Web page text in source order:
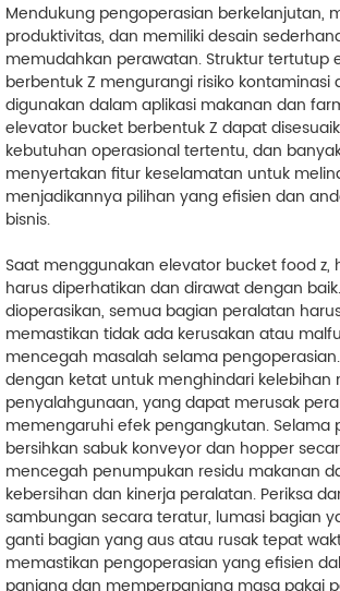
Mendukung pengoperasian berkelanjutan,
produktivitas, dan memiliki desain
memudahkan perawatan. Struktur tertutup
berbentuk Z mengurangi risiko
digunakan dalam aplikasi makanan dan
elevator bucket berbentuk Z dapat
kebutuhan operasional tertentu, dan
menyertakan fitur keselamatan untuk
menjadikannya pilihan yang efisien dan
bisnis.
Saat menggunakan elevator bucket food z,
harus diperhatikan dan dirawat dengan
dioperasikan, semua bagian peralatan
memastikan tidak ada kerusakan atau
mencegah masalah selama
dengan ketat untuk menghindari kelebihan
penyalahgunaan, yang dapat merusak
memengaruhi efek pengangkutan. Selama
bersihkan sabuk konveyor dan hopper
mencegah penumpukan residu makanan
kebersihan dan kinerja peralatan. Periksa
sambungan secara teratur, lumasi bagian
ganti bagian yang aus atau rusak tepat
memastikan pengoperasian yang efisien